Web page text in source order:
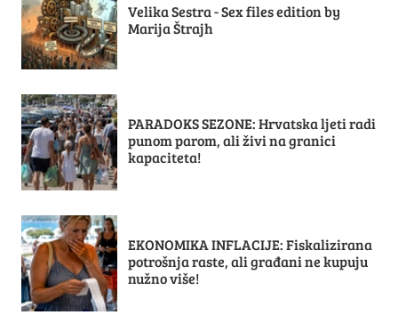
Velika Sestra - Sex files edition by
Marija Štrajh
PARADOKS SEZONE: Hrvatska ljeti radi
punom parom, ali živi na granici
kapaciteta!
EKONOMIKA INFLACIJE: Fiskalizirana
potrošnja raste, ali građani ne kupuju
nužno više!